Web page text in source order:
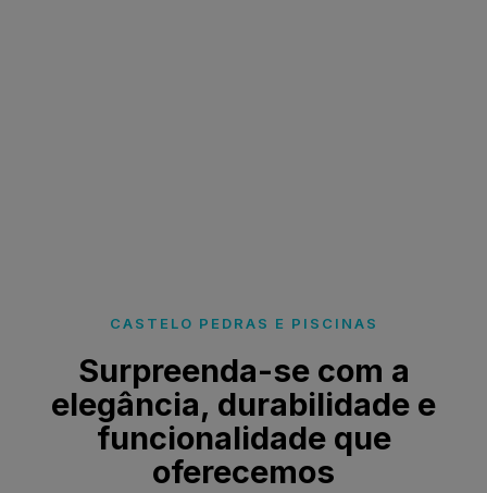
CASTELO PEDRAS E PISCINAS
Surpreenda-se com a
elegância, durabilidade e
funcionalidade que
oferecemos